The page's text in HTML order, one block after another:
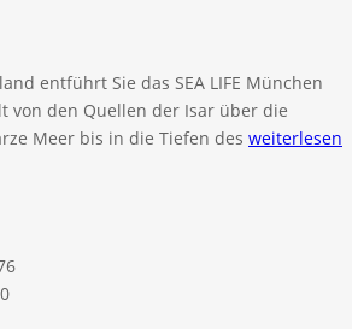
entführt Sie das SEA LIFE München
von den Quellen der Isar über die
Meer bis in die Tiefen des weiterlesen